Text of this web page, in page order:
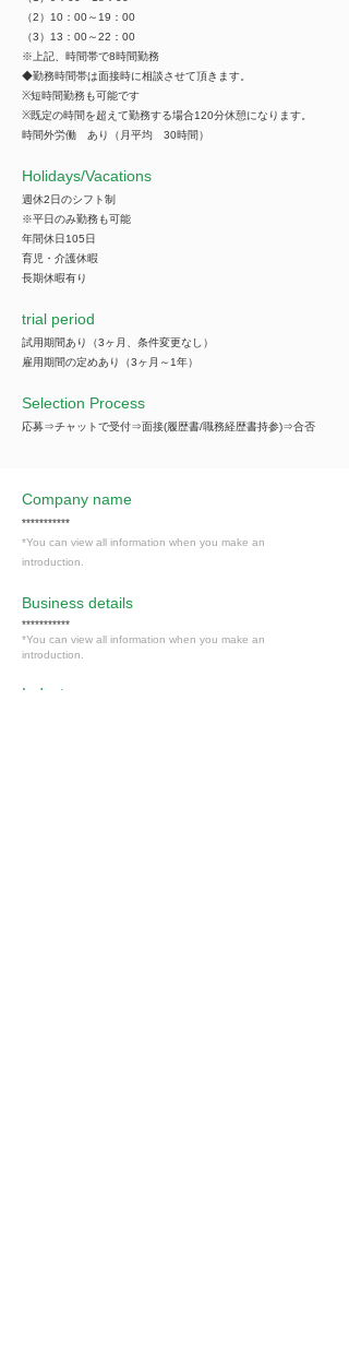
（2）10：00～19：00
（3）13：00～22：00
※上記、時間帯で8時間勤務
◆勤務時間帯は面接時に相談させて頂きます。
※短時間勤務も可能です
※既定の時間を超えて勤務する場合120分休憩になります。
時間外労働 あり（月平均 30時間）
​Holidays/Vacations
週休2日のシフト制
※平日のみ勤務も可能
年間休日105日
育児・介護休暇
長期休暇有り
trial period
試用期間あり（3ヶ月、条件変更なし）
雇用期間の定めあり（3ヶ月～1年）
Selection Process
応募⇒チャットで受付⇒面接(履歴書/職務経歴書持参)⇒合否
Company name
***********
*You can view all information when you make an
introduction.
​Business details
***********
*You can view all information when you make an
introduction.
Industry